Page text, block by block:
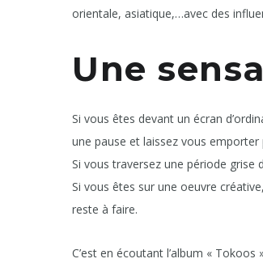
orientale, asiatique,…avec des
Une
Si vous êtes devant un écran
une pause et laissez vous
Si vous traversez une période grise
Si vous êtes sur une oeuvre
reste à faire.
C’est en écoutant l’album « Tokoos